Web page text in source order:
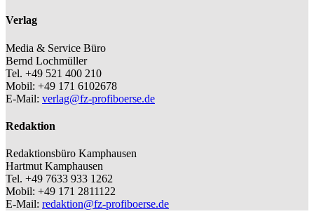
Verlag
Media & Service Büro
Bernd Lochmüller
Tel. +49 521 400 210
Mobil: +49 171 6102678
E-Mail: verlag@fz-profiboerse.de
Redaktion
Redaktionsbüro Kamphausen
Hartmut Kamphausen
Tel. +49 7633 933 1262
Mobil: +49 171 2811122
E-Mail: redaktion@fz-profiboerse.de